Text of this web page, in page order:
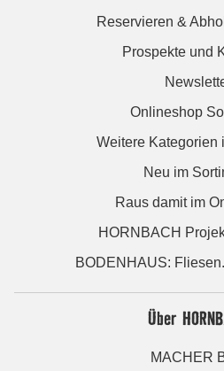
Reservieren &
Prospekte und
Onlineshop
Weitere Kategorien
Neu im
Raus damit im
HORNBACH
BODENHAUS:
Über
MACHER